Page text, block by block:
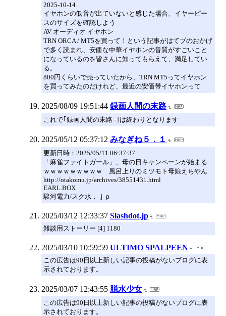
2025-10-14
イヤホンの低音が出ていないと感じた場合、イヤーピー
スのサイズを確認しよう
AV オーディオ イヤホン
TRN ORCA / MT5を買って！という記事がはてブのおかげ
で多く読まれ、安価な中華イヤホンの音質がすごいこと
になっているのを皆さんに知ってもらえて、満足してい
る。
800円くらいで売っていたから、TRN MT5ってイヤホン
を買ってみたのだけれど、最近の安価帯イヤホンって
2025/08/09 19:51:44 録画人間の末路
これで｢録画人間の末路 -｣は終わりとなります
2025/05/12 05:37:12 みなぎね５．１
更新日時：2025/05/11 06:37:37
「麻雀ファイトガール」、母の日キャンペーンが始まる
ｗｗｗｗｗｗｗｗｗ 風呂上りのミツモト母娘えちやん
http://otakomu.jp/archives/38551431.html
EARL.BOX
駿河電力/スク水．ｊｐ
2025/03/12 12:33:37 Slashdot.jp
雑談用ストーリー [4] 1180
2025/03/10 10:59:59 ULTIMO SPALPEEN
この広告は90日以上新しい記事の投稿がないブログに表
示されております。
2025/03/07 12:43:55 脱水少女
この広告は90日以上新しい記事の投稿がないブログに表
示されております。